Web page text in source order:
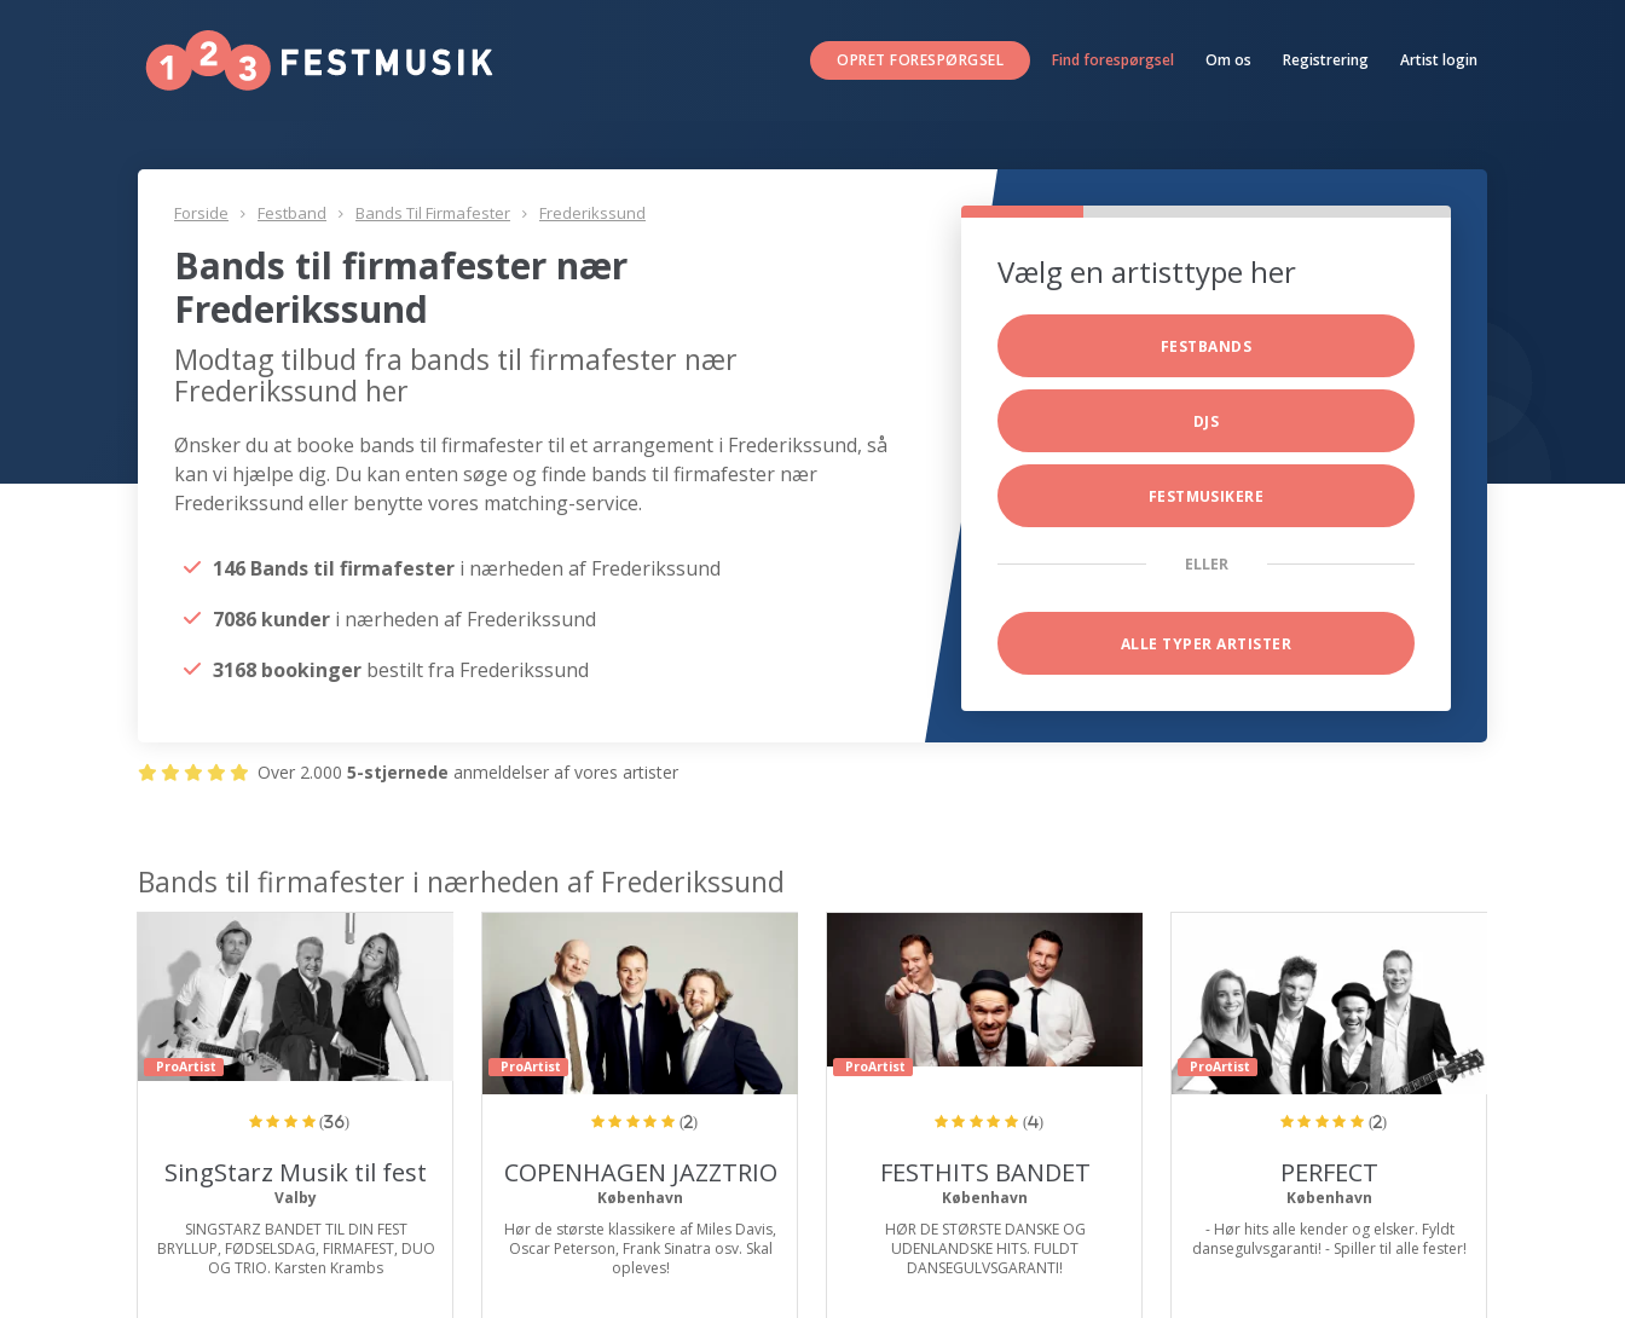
OPRET FORESPØRGSEL Find forespørgsel Om os Registrering Artist login
Forside Festband Bands Til Firmafester Frederikssund
Bands til firmafester nær
Frederikssund
Modtag tilbud fra bands til firmafester nær
Frederikssund her
Ønsker du at booke bands til firmafester til et arrangement i Frederikssund, så
kan vi hjælpe dig. Du kan enten søge og finde bands til firmafester nær
Frederikssund eller benytte vores matching-service.
146 Bands til firmafester i nærheden af Frederikssund
7086 kunder i nærheden af Frederikssund
3168 bookinger bestilt fra Frederikssund
Vælg en artisttype her
FESTBANDS
DJS
FESTMUSIKERE
ELLER
ALLE TYPER ARTISTER
Over 2.000 5-stjernede anmeldelser af vores artister
Bands til firmafester i nærheden af Frederikssund
ProArtist
(36)
SingStarz Musik til fest
Valby
SINGSTARZ BANDET TIL DIN FEST
BRYLLUP, FØDSELSDAG, FIRMAFEST, DUO
OG TRIO. Karsten Krambs
ProArtist
(2)
COPENHAGEN JAZZTRIO
København
Hør de største klassikere af Miles Davis,
Oscar Peterson, Frank Sinatra osv. Skal
opleves!
ProArtist
(4)
FESTHITS BANDET
København
HØR DE STØRSTE DANSKE OG
UDENLANDSKE HITS. FULDT
DANSEGULVSGARANTI!
ProArtist
(2)
PERFECT
København
- Hør hits alle kender og elsker. Fyldt
dansegulvsgaranti! - Spiller til alle fester!